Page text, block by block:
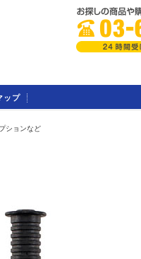
ップ
ションなど